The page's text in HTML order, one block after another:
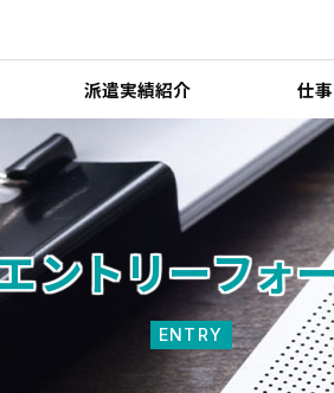
派遣実績紹介 仕
ントリーフォ
ENTRY